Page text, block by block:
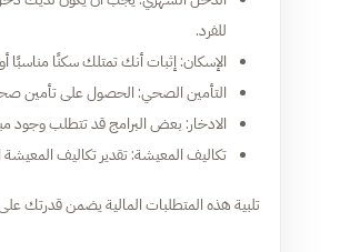
للفرد.
الإسكان: إثبات أنك تمتلك سكنًا مناسبًا
التأمين الصحي: الحصول على تأمين صحي
الادخار: بعض البرامج قد تتطلب وجود مبلغ ادخار معين
تكاليف المعيشة: تقدير تكاليف
تلبية هذه المتطلبات المالية يضمن قدرتك